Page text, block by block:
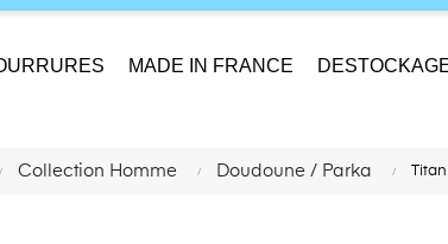
MADE IN FRANCE
Collection Homme Doudoune / Parka